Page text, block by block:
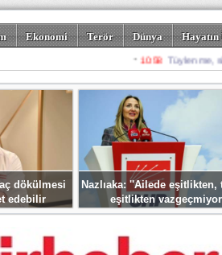
Ekonomi Terör Dünya
Spor Misafir
dökülmesi
edebilir
Nazlıaka: ''Ailede eşitlikten,
eşitlikten